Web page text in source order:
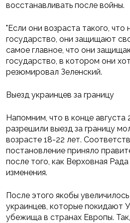
восстанавливать после войны.
"Если они возраста такого,
государство, они защищают
самое главное, что они
государство, в котором они
резюмировал Зеленский.
Выезд украинцев за границу
Напомним, что в конце августа
разрешили выезд за границу
возрасте 18-22 лет.
постановление приняло
после того, как Верховная
изменения.
После этого якобы
украинцев, которые покидают
убежища в странах Европы.